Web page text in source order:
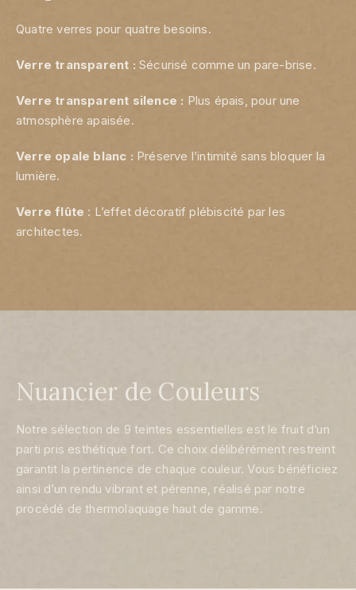
Quatre verres pour quatre besoins.
Verre transparent : Sécurisé comme un pare-brise.
Verre transparent silence : Plus épais, pour une
atmosphère apaisée.
Verre opale blanc : Préserve l’intimité sans bloquer la
lumière.
Verre flûte : L’effet décoratif plébiscité par les
architectes.
Nuancier de Couleurs
Notre sélection de 9 teintes essentielles est le fruit d’un
parti pris esthétique fort. Ce choix délibérément restreint
garantit la pertinence de chaque couleur. Vous bénéficiez
ainsi d’un rendu vibrant et pérenne, réalisé par notre
procédé de thermolaquage haut de gamme.